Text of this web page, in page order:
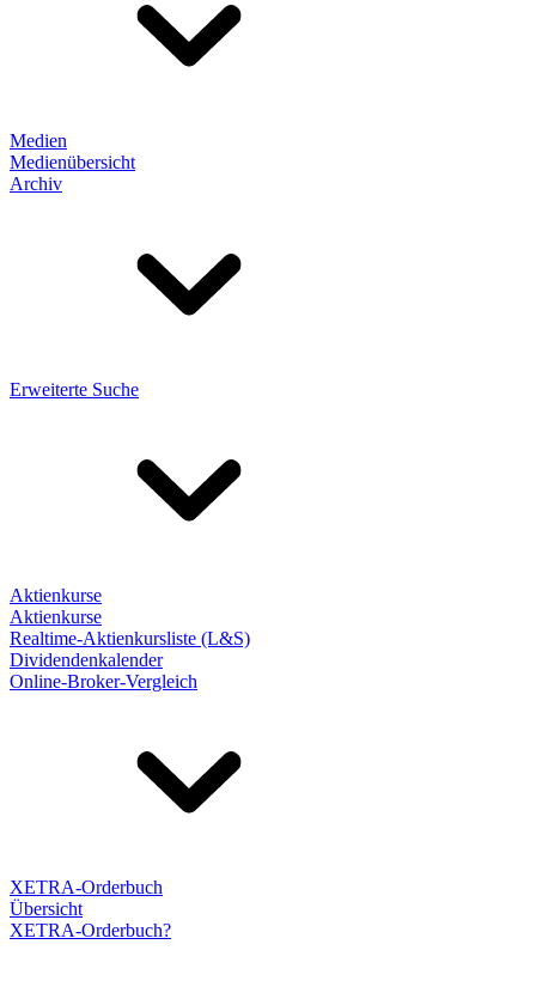
Medien
Medienübersicht
Archiv
Erweiterte Suche
Aktienkurse
Aktienkurse
Realtime-Aktienkursliste (L&S)
Dividendenkalender
Online-Broker-Vergleich
XETRA-Orderbuch
Übersicht
XETRA-Orderbuch?